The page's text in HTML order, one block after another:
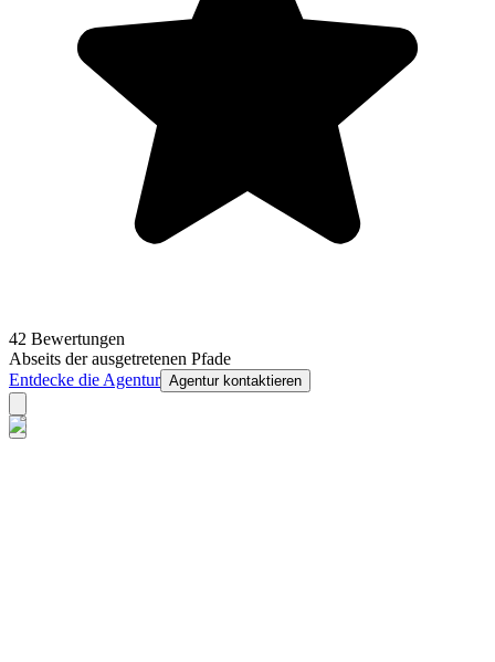
42 Bewertungen
Abseits der ausgetretenen Pfade
Entdecke die Agentur Agentur kontaktieren